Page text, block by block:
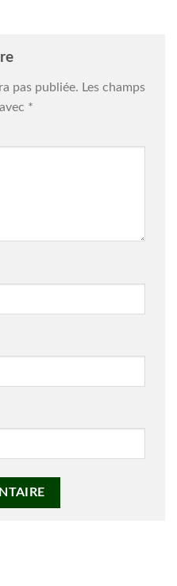
pas publiée. Les champs
*